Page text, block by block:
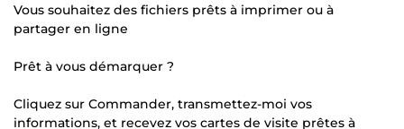
Vous souhaitez des fichiers prêts à imprimer ou à
partager en ligne
Prêt à vous démarquer ?
Cliquez sur Commander, transmettez-moi vos
informations, et recevez vos cartes de visite prêtes à